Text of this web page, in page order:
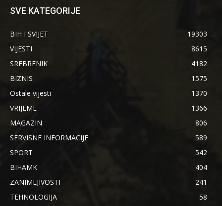
SVE KATEGORIJE
BIH I SVIJET
19303
VIJESTI
8615
SREBRENIK
4182
BIZNIS
1575
Ostale vijesti
1370
VRIJEME
1366
MAGAZIN
806
SERVISNE INFORMACIJE
589
SPORT
542
BIHAMK
404
ZANIMLJIVOSTI
241
TEHNOLOGIJA
58